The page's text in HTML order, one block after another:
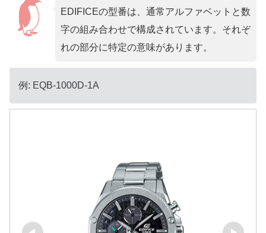
EDIFICEの型番は、通常アルファベットと数
字の組み合わせで構成されています。それぞ
れの部分に特定の意味があります。
例: EQB-1000D-1A